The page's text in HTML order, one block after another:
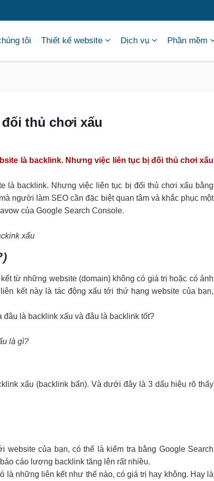
tôi Thiết kế website Dịch vụ Phần mềm
thủ chơi xấu
là backlink. Nhưng việc liên tục bị đối thủ chơi xấu
là backlink. Nhưng việc liên tục bị đối thủ chơi xấu bằng
người làm SEO cần đặc biệt quan tâm và khắc phục một
của Google Search Console.
xấu
từ những website (domain) không có giá trị hoặc có ảnh
kết này là tác động xấu tới thứ hạng website của bạn,
là backlink xấu và đâu là backlink tốt?
là gì?
xấu (backlink bẩn). Và dưới đây là 3 dấu hiệu rõ thấy
của bạn, có thể là kiểm tra bằng Google Search
cáo lượng backlink tăng lên rất nhiều.
những liên kết như thế nào, có giá trị hay không. Hay là